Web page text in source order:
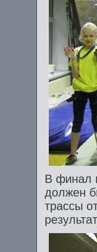
В финал
должен
трассы